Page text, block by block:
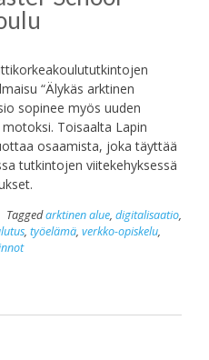
“Älykäs arktinen
sopinee myös uuden
Toisaalta Lapin
osaamista, joka täyttää
tutkintojen viitekehyksessä
Taggedarktinen alue, digitalisaatio,
, työelämä, verkko-opiskelu,